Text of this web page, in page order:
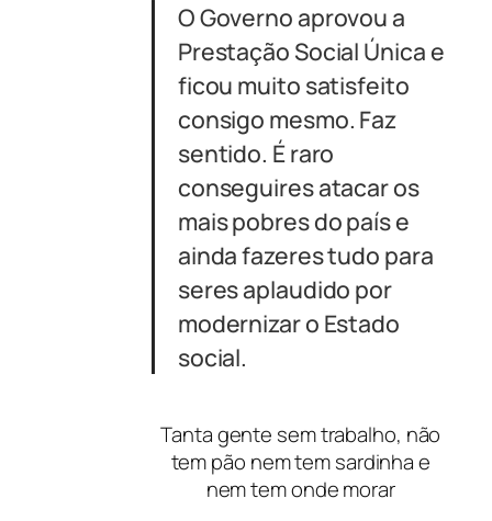
O Governo aprovou a
Prestação Social Única e
ficou muito satisfeito
consigo mesmo. Faz
sentido. É raro
conseguires atacar os
mais pobres do país e
ainda fazeres tudo para
seres aplaudido por
modernizar o Estado
social.
Tanta gente sem trabalho, não
tem pão nem tem sardinha e
nem tem onde morar